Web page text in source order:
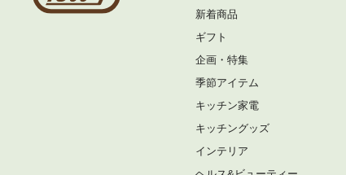
公
新着商品
ギフト
企画・特集
季節アイテム
キッチン家電
キッチングッズ
インテリア